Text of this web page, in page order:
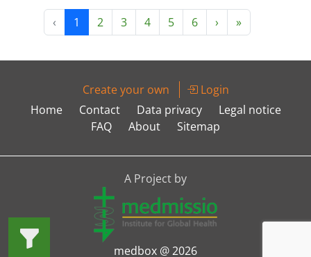
‹ 1 2 3 4 5 6 › »
Create your own
Login
Home
Contact Data privacy
Legal notice
FAQ
About Sitemap
A Project by
medbox @ 2026